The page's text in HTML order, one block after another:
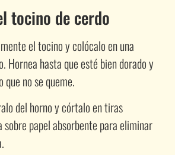
tocino de cerdo
el tocino y colócalo en una
Hornea hasta que esté bien dorado y
no se queme.
del horno y córtalo en tiras
sobre papel absorbente para eliminar